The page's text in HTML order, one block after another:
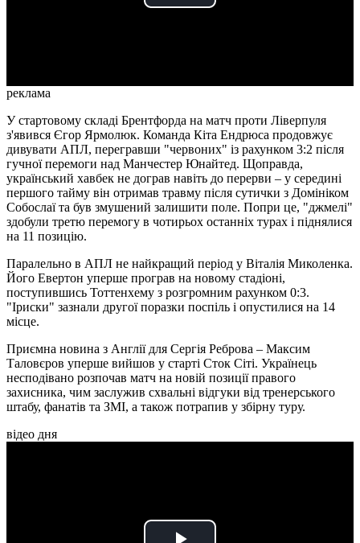
Play
реклама
У стартовому складі Брентфорда на матч проти Ліверпуля
з'явився Єгор Ярмолюк. Команда Кіта Ендрюса продовжує
дивувати АПЛ, перегравши "червоних" із рахунком 3:2 після
гучної перемоги над Манчестер Юнайтед. Щоправда,
український хавбек не дограв навіть до перерви – у середині
першого тайму він отримав травму після сутички з Домініком
Собослаї та був змушений залишити поле. Попри це, "джмелі"
здобули третю перемогу в чотирьох останніх турах і піднялися
на 11 позицію.
Паралельно в АПЛ не найкращий період у Віталія Миколенка.
Його Евертон уперше програв на новому стадіоні,
поступившись Тоттенхему з розгромним рахунком 0:3.
"Іриски" зазнали другої поразки поспіль і опустилися на 14
місце.
Приємна новина з Англії для Сергія Реброва – Максим
Таловєров уперше вийшов у старті Сток Сіті. Українець
несподівано розпочав матч на новій позиції правого
захисника, чим заслужив схвальні відгуки від тренерського
штабу, фанатів та ЗМІ, а також потрапив у збірну туру.
відео дня